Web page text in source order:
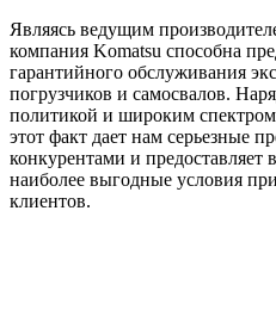
Являясь ведущим
компания Komatsu способна
гарантийного обслуживания
погрузчиков и самосвалов.
политикой и широким
этот факт дает нам серьезные
конкурентами и предоставляет
наиболее выгодные условия
клиентов.